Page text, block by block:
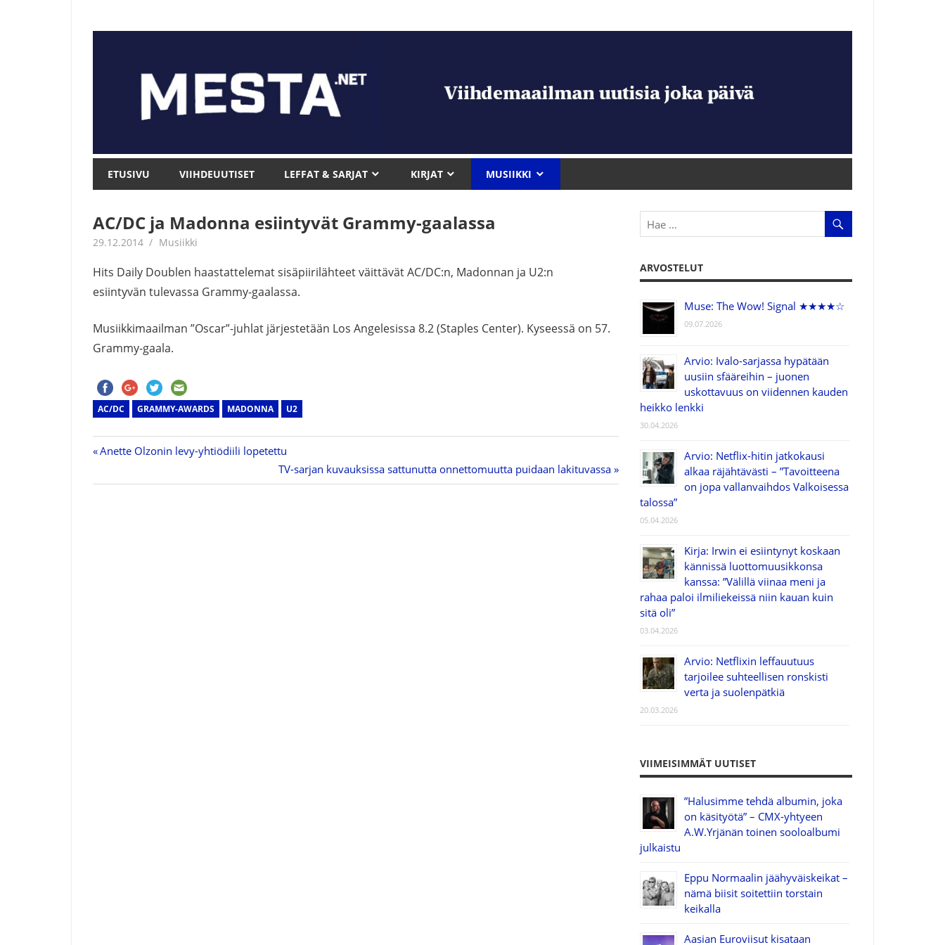
Mesta.net
ETUSIVU VIIHDEUUTISET LEFFAT & SARJAT KIRJAT MUSIIKKI
AC/DC ja Madonna esiintyvät Grammy-gaalassa
29.12.2014 mestanet
Musiikki
Hits Daily Doublen haastattelemat sisäpiirilähteet väittävät AC/DC:n, Madonnan ja U2:n
esiintyvän tulevassa Grammy-gaalassa.
Musiikkimaailman ”Oscar”-juhlat järjestetään Los Angelesissa 8.2 (Staples Center). Kyseessä on 57.
Grammy-gaala.
AC/DC GRAMMY-AWARDS MADONNA U2
Previous
Anette Olzonin levy-yhtiödiili lopetettu
Next
Post:
TV-sarjan kuvauksissa sattunutta onnettomuutta puidaan lakituvassa
ARVOSTELUT
Muse: The Wow! Signal ★★★★☆
09.07.2026
Arvio: Ivalo-sarjassa hypätään
uusiin sfääreihin – juonen
uskottavuus on viidennen kauden
heikko lenkki
30.04.2026
Arvio: Netflix-hitin jatkokausi
alkaa räjähtävästi – ”Tavoitteena
on jopa vallanvaihdos Valkoisessa
talossa”
05.04.2026
Kirja: Irwin ei esiintynyt koskaan
kännissä luottomuusikkonsa
kanssa: ”Välillä viinaa meni ja
rahaa paloi ilmiliekeissä niin kauan kuin
sitä oli”
03.04.2026
Arvio: Netflixin leffauutuus
tarjoilee suhteellisen ronskisti
verta ja suolenpätkiä
20.03.2026
VIIMEISIMMÄT UUTISET
”Halusimme tehdä albumin, joka
on käsityötä” – CMX-yhtyeen
A.W.Yrjänän toinen sooloalbumi
julkaistu
Eppu Normaalin jäähyväiskeikat –
nämä biisit soitettiin torstain
keikalla
Aasian Euroviisut kisataan